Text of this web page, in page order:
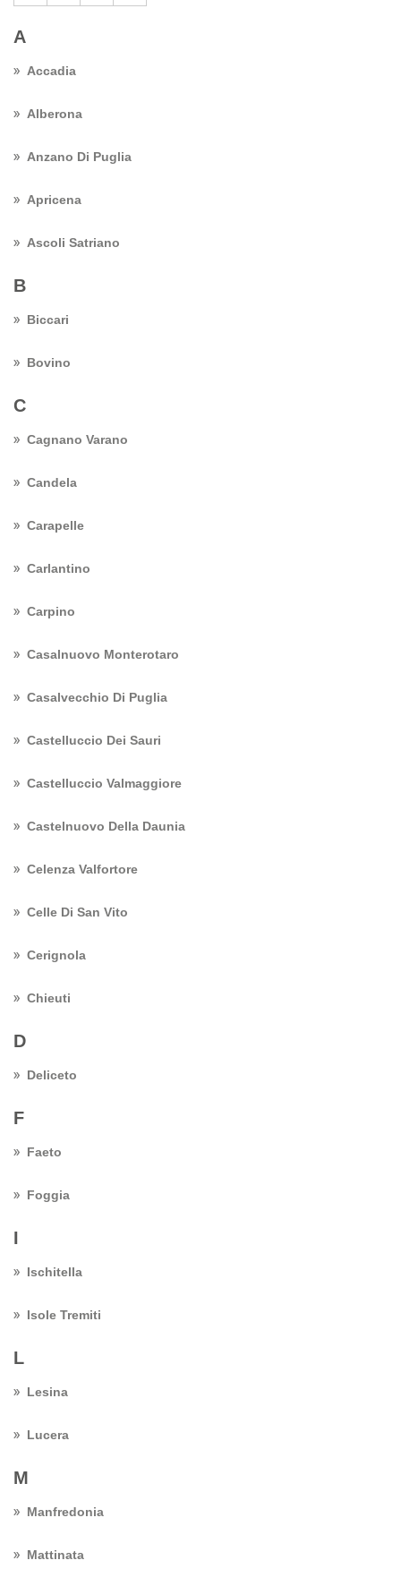
A
Accadia
Alberona
Anzano Di Puglia
Apricena
Ascoli Satriano
B
Biccari
Bovino
C
Cagnano Varano
Candela
Carapelle
Carlantino
Carpino
Casalnuovo Monterotaro
Casalvecchio Di Puglia
Castelluccio Dei Sauri
Castelluccio Valmaggiore
Castelnuovo Della Daunia
Celenza Valfortore
Celle Di San Vito
Cerignola
Chieuti
D
Deliceto
F
Faeto
Foggia
I
Ischitella
Isole Tremiti
L
Lesina
Lucera
M
Manfredonia
Mattinata